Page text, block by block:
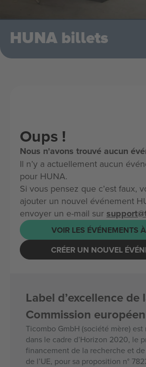
HUNA billets
Oups !
Nous n'avons trouvé aucun
Il n’y a actuellement aucun
pour HUNA.
Si vous pensez que c’est faux,
ajouter un nouvel événement
envoyer un e-mail sur
VOIR LES ÉVÉNEMENTS
CRÉER UN NOUVEL
Label d’excellence de
Commission
Ticombo GmbH (société mère) est
dans le cadre d’Horizon 2020, le
financement de la recherche et
de l’UE, pour sa proposition n°